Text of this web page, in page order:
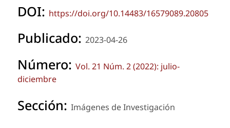
DOI: https://doi.org/10.14483/16579089.20805
Publicado: 2023-04-26
Número: Vol. 21 Núm. 2 (2022): julio-
diciembre
Sección: Imágenes de Investigación